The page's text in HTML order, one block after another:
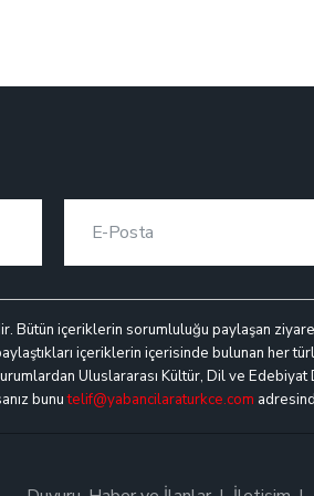
Bütün içeriklerin sorumluluğu paylaşan
içeriklerin içerisinde bulunan her
Uluslararası Kültür, Dil ve
bunutelif@yabancilaraturkce.com